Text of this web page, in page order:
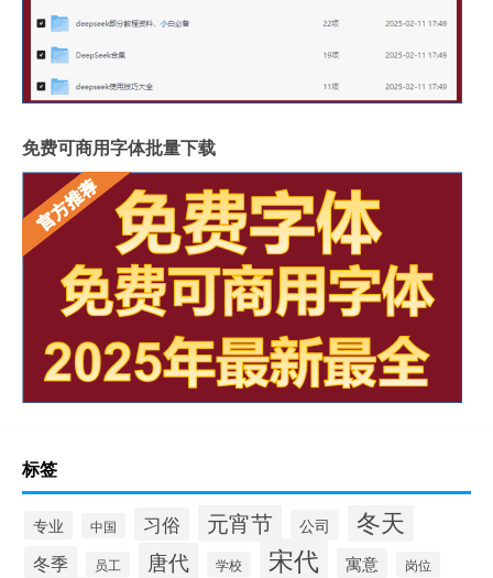
免费可商用字体批量下载
标签
专业 中国 习俗 元宵节 公司 冬天
冬季 员工 唐代 学校 宋代 寓意 岗位